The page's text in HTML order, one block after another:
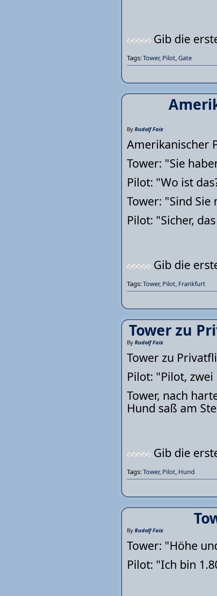
Gib die
Tags:Tower, Pilot,Gate
By Rudolf Faix
Amerikanischer
Tower: "Sie
Pilot: "Wo ist
Tower: "Sind
Pilot: "Sicher,
Gib die
Tags:Tower, Pilot, Frankfurt
Tower zu
By Rudolf Faix
Tower zu
Pilot: "Pilot,
Tower, nach
Hund saß am
Gib die
Tags:Tower, Pilot, Hund
By Rudolf Faix
Tower: "Höhe
Pilot: "Ich bin